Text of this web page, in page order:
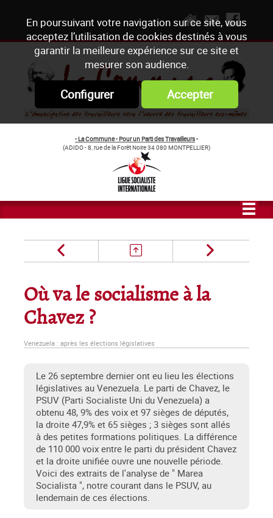
En poursuivant votre navigation sur ce site, vous
acceptez l’utilisation de cookies destinés à vous
garantir la meilleure expérience sur ce site et
mesurer son audience.
Configurer Accepter
- La Commune - Pour un Parti des Travailleurs-
(ADIDO - 8, rue de la Forêt Noire 34 080 MONTPELLIER)
Où va le socialisme à la
Chavez ?
Venezuela : après les élections législatives
Le 26 septembre dernier ont eu lieu les élections
législatives au Venezuela. Le parti de Chavez, le
PSUV (Parti Socialiste Uni du Venezuela) a
obtenu 48, 9% des voix et 97 sièges de députés,
la droite 47,9% et 65 sièges ; 3 sièges sont allés
à des petites formations politiques. La différence
de 110 000 voix entre le parti du président Chavez
et la droite unifiée ouvre une nouvelle période.
Voici des extraits de l'analyse de " Marea
Socialista ", notre courant dans le PSUV, au
lendemain de ces élections.